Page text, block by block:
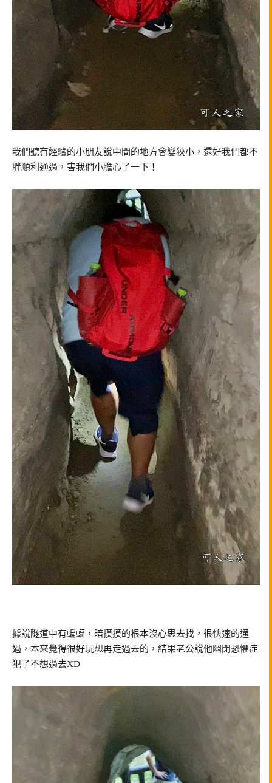
我們聽有經驗的小朋友說中間的地方會變狹小，還好我們都不
胖順利通過，害我們小膽心了一下！
據說隧道中有蝙蝠，暗摸摸的根本沒心思去找，很快速的通
過，本來覺得很好玩想再走過去的，結果老公說他幽閉恐懼症
犯了不想過去XD